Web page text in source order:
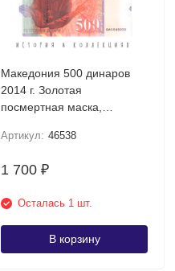
Македония 500 динаров
2014 г. Золотая
посмертная маска,
Артикул: 46538
1 700₽
Осталась 1 шт.
В корзину